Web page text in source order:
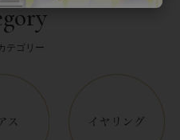
テゴリー